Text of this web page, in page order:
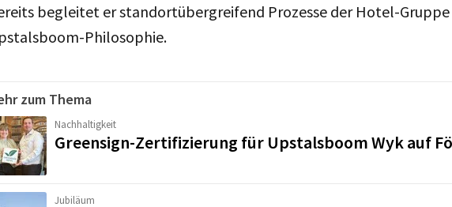
begleitet er standortübergreifend Prozesse der Hotel-
Philosophie.
zum Thema
Nachhaltigkeit
Greensign-Zertifizierung für Upstalsboom Wyk auf
Jubiläum